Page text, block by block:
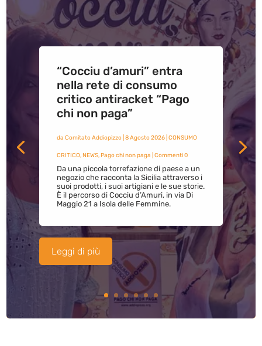
“Cocciu d’amuri” entra
nella rete di consumo
critico antiracket “Pago
chi non paga”
da Comitato Addiopizzo| 8 Agosto 2026| CONSUMO
CRITICO,NEWS,Pago chi non paga | Commenti 0
Da una piccola torrefazione di paese a un
negozio che racconta la Sicilia attraverso i
suoi prodotti, i suoi artigiani e le sue storie.
È il percorso di Cocciu d’Amuri, in via Di
Maggio 21 a Isola delle Femmine.
Leggi di più